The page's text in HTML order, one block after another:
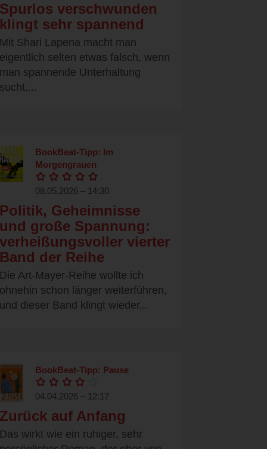
Spurlos verschwunden
klingt sehr spannend
Mit Shari Lapena macht man
eigentlich selten etwas falsch, wenn
man spannende Unterhaltung
sucht....
BookBeat-Tipp: Im
Morgengrauen
08.05.2026 – 14:30
Politik, Geheimnisse
und große Spannung:
verheißungsvoller vierter
Band der Reihe
Die Art-Mayer-Reihe wollte ich
ohnehin schon länger weiterführen,
und dieser Band klingt wieder...
BookBeat-Tipp: Pause
04.04.2026 – 12:17
Zurück auf Anfang
Das wirkt wie ein ruhiger, sehr